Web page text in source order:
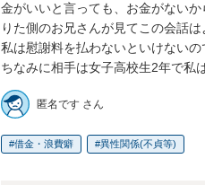
金がいいと言っても、お金がない
りた側のお兄さんが見てこの会話
私は慰謝料を払わないといけないの
ちなみに相手は女子高校生2年で私
匿名です さん
借金・浪費癖 異性関係(不貞等)